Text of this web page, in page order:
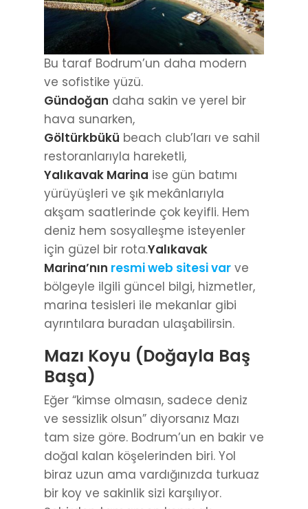
Bu taraf Bodrum’un daha modern
ve sofistike yüzü.
Gündoğan daha sakin ve yerel bir
hava sunarken,
Göltürkbükü beach club’ları ve sahil
restoranlarıyla hareketli,
Yalıkavak Marina ise gün batımı
yürüyüşleri ve şık mekânlarıyla
akşam saatlerinde çok keyifli. Hem
deniz hem sosyalleşme isteyenler
için güzel bir rota.Yalıkavak
Marina’nın resmi web sitesi var ve
bölgeyle ilgili güncel bilgi, hizmetler,
marina tesisleri ile mekanlar gibi
ayrıntılara buradan ulaşabilirsin.
Mazı Koyu (Doğayla Baş
Başa)
Eğer “kimse olmasın, sadece deniz
ve sessizlik olsun” diyorsanız Mazı
tam size göre. Bodrum’un en bakir ve
doğal kalan köşelerinden biri. Yol
biraz uzun ama vardığınızda turkuaz
bir koy ve sakinlik sizi karşılıyor.